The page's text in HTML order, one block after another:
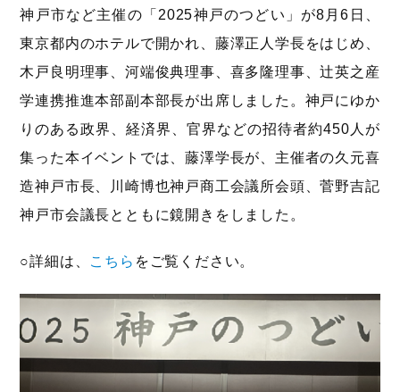
神戸市など主催の「2025神戸のつどい」が8月6日、
東京都内のホテルで開かれ、藤澤正人学長をはじめ、
木戸良明理事、河端俊典理事、喜多隆理事、辻英之産
学連携推進本部副本部長が出席しました。神戸にゆか
りのある政界、経済界、官界などの招待者約450人が
集った本イベントでは、藤澤学長が、主催者の久元喜
造神戸市長、川崎博也神戸商工会議所会頭、菅野吉記
神戸市会議長とともに鏡開きをしました。
○詳細は、 こちら をご覧ください。